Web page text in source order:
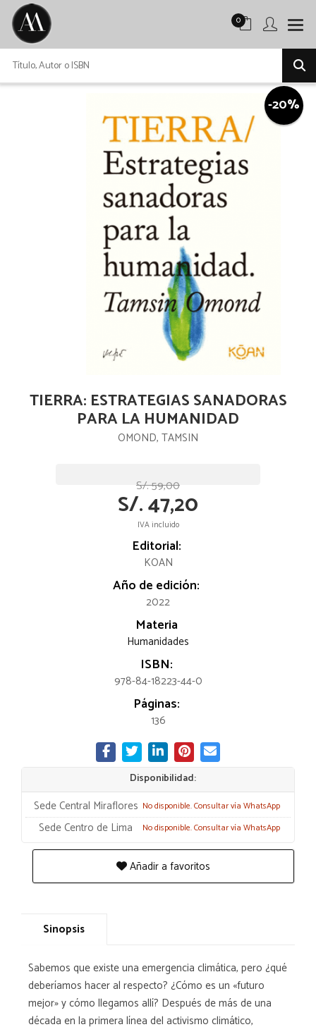
0
-20%
TIERRA: ESTRATEGIAS SANADORAS
PARA LA HUMANIDAD
OMOND, TAMSIN
S/. 59,00
S/. 47,20
IVA incluido
Editorial:
KOAN
Año de edición:
2022
Materia
Humanidades
ISBN:
978-84-18223-44-0
Páginas:
136
Disponibilidad:
Sede Central Miraflores No disponible. Consultar vía WhatsApp
Sede Centro de Lima No disponible. Consultar vía WhatsApp
Añadir a favoritos
Sinopsis
Sabemos que existe una emergencia climática, pero ¿qué
deberíamos hacer al respecto? ¿Cómo es un «futuro
mejor» y cómo llegamos allí? Después de más de una
década en la primera línea del activismo climático,